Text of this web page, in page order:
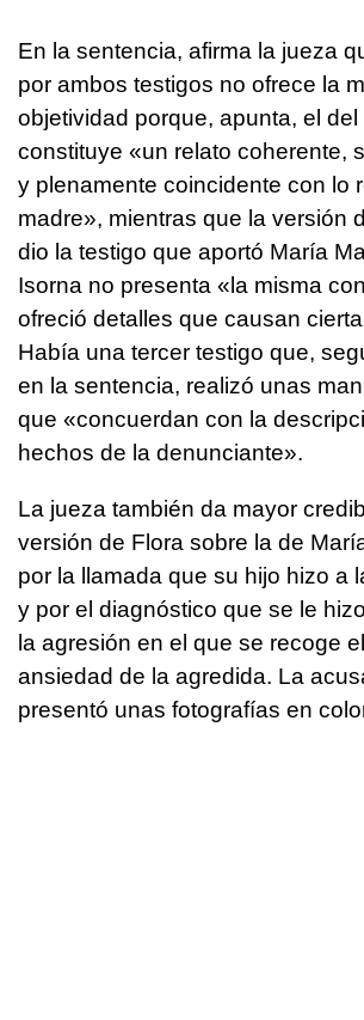
En la sentencia, afirma la jueza
por ambos testigos no ofrece la
objetividad porque, apunta, el del
constituye «un relato coherente,
y plenamente coincidente con lo
madre», mientras que la versión
dio la testigo que aportó María
Isorna no presenta «la misma
ofreció detalles que causan
Había una tercer testigo que,
en la sentencia, realizó unas
que «concuerdan con la
hechos de la denunciante».
La jueza también da mayor
versión de Flora sobre la de
por la llamada que su hijo hizo a
y por el diagnóstico que se le
la agresión en el que se recoge
ansiedad de la agredida. La
presentó unas fotografías en